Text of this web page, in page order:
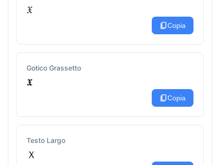
𝔛
content_copyCopia
Gotico Grassetto
𝖃
content_copyCopia
Testo Largo
Ｘ